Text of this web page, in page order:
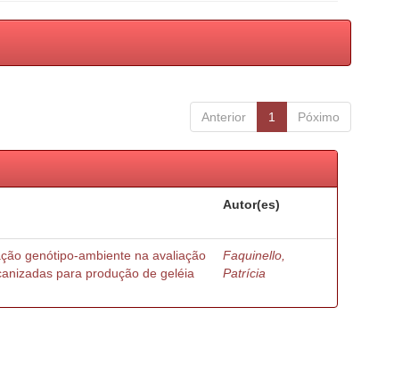
Anterior 1 Póximo
Autor(es)
genótipo-ambiente na avaliação
para produção de geléia
Faquinello,
Patrícia